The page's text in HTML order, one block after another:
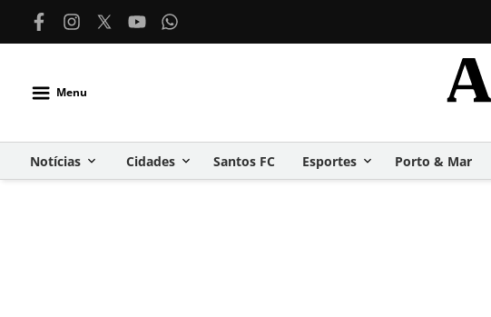
Menu
Notícias Cidades Santos FC Esportes Porto & Mar